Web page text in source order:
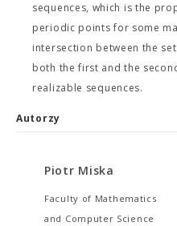
sequences, which is the
periodic points for some
intersection between the
both the first and the
realizable sequences.
Autorzy
Piotr Miska
Faculty of Mathematics
and Computer Science